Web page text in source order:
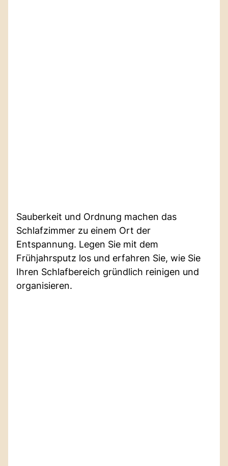
Sauberkeit und Ordnung machen das
Schlafzimmer zu einem Ort der
Entspannung. Legen Sie mit dem
Frühjahrsputz los und erfahren Sie, wie Sie
Ihren Schlafbereich gründlich reinigen und
organisieren.